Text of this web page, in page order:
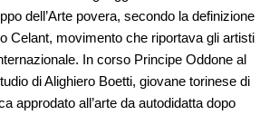
dell’Arte povera, secondo la definizione
Celant, movimento che riportava gli artisti
In corso Principe Oddone al
di Alighiero Boetti, giovane torinese di
approdato all’arte da autodidatta dopo